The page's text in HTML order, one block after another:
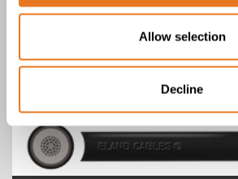
Allow selection
Decline
Cable con conductor de aluminio
NA2XS(F)2Y de XLPE y PE. 6/10 (12) kV